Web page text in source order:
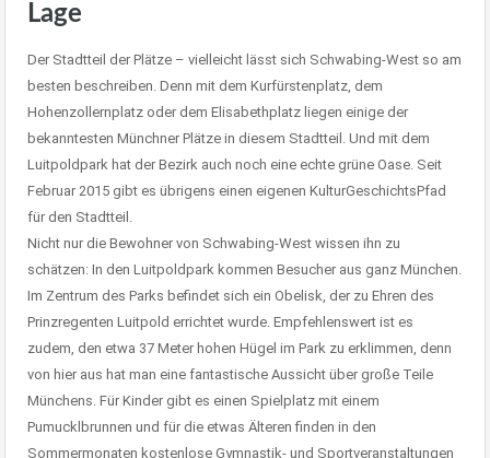
Lage
Der Stadtteil der Plätze – vielleicht lässt sich Schwabing-West so am
besten beschreiben. Denn mit dem Kurfürstenplatz, dem
Hohenzollernplatz oder dem Elisabethplatz liegen einige der
bekanntesten Münchner Plätze in diesem Stadtteil. Und mit dem
Luitpoldpark hat der Bezirk auch noch eine echte grüne Oase. Seit
Februar 2015 gibt es übrigens einen eigenen KulturGeschichtsPfad
für den Stadtteil.
Nicht nur die Bewohner von Schwabing-West wissen ihn zu
schätzen: In den Luitpoldpark kommen Besucher aus ganz München.
Im Zentrum des Parks befindet sich ein Obelisk, der zu Ehren des
Prinzregenten Luitpold errichtet wurde. Empfehlenswert ist es
zudem, den etwa 37 Meter hohen Hügel im Park zu erklimmen, denn
von hier aus hat man eine fantastische Aussicht über große Teile
Münchens. Für Kinder gibt es einen Spielplatz mit einem
Pumucklbrunnen und für die etwas Älteren finden in den
Sommermonaten kostenlose Gymnastik- und Sportveranstaltungen